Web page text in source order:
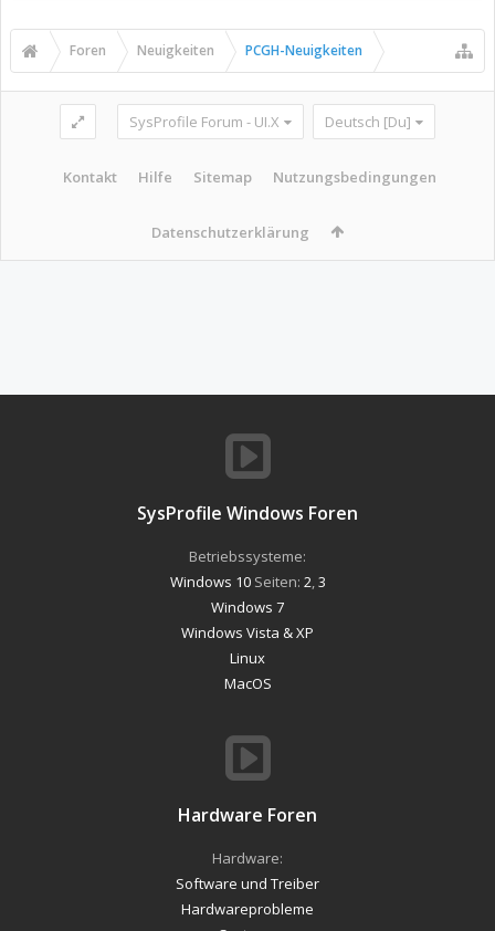
Foren Neuigkeiten PCGH-Neuigkeiten
SysProfile Forum - UI.X Deutsch [Du]
Kontakt Hilfe Sitemap Nutzungsbedingungen
Datenschutzerklärung
SysProfile Windows Foren
Betriebssysteme:
Windows 10Seiten: 2 3
Windows 7
Windows Vista & XP
Linux
MacOS
Hardware Foren
Hardware:
Software und Treiber
Hardwareprobleme